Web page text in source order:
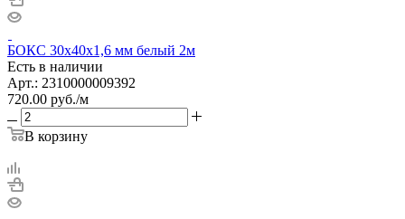
БОКС 30х40х1,6 мм белый 2м
Есть в наличии
Арт.: 2310000009392
720.00 руб./м
В корзину